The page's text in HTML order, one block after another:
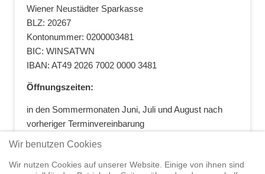
Wiener Neustädter Sparkasse
BLZ: 20267
Kontonummer: 0200003481
BIC: WINSATWN
IBAN: AT49 2026 7002 0000 3481
Öffnungszeiten:
in den Sommermonaten Juni, Juli und August nach
vorheriger Terminvereinbarung
Wir benutzen Cookies
Wir nutzen Cookies auf unserer Website. Einige von ihnen sind